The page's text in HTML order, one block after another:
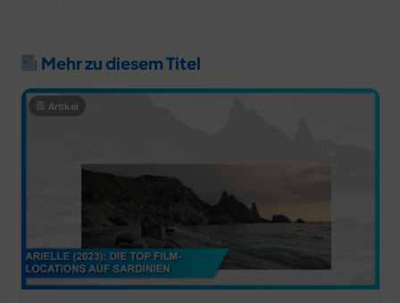
Mehr zu diesem Titel
Artikel